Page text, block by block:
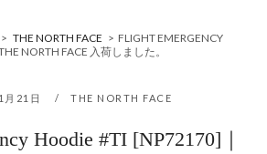
> THE NORTH FACE > FLIGHT EMERGENCY
NORTH FACE 入荷しました。
月21日 THE NORTH FACE
Hoodie #TI [NP72170]｜